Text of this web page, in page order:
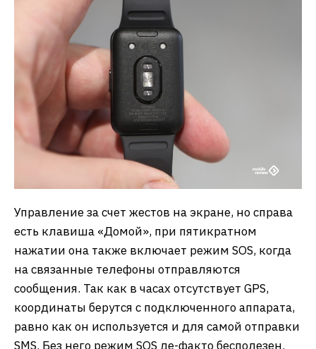
Управление за счет жестов на экране, но справа
есть клавиша «Домой», при пятикратном
нажатии она также включает режим SOS, когда
на связанные телефоны отправляются
сообщения. Так как в часах отсутствует GPS,
координаты берутся с подключенного аппарата,
равно как он используется и для самой отправки
SMS. Без него режим SOS де-факто бесполезен.